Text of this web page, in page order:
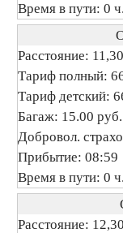
Время в пути: 0
Расстояние:
Тариф полный:
Тариф детский:
Багаж: 15.00 руб.
Добровол.
Прибытие: 08:59
Время в пути: 0
Расстояние: